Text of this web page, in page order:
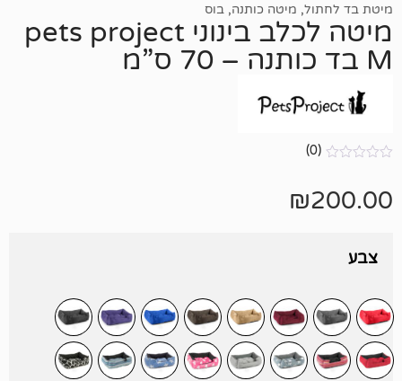
מיטה כותנה,בוס
מיטה לכלב בינוני pets project